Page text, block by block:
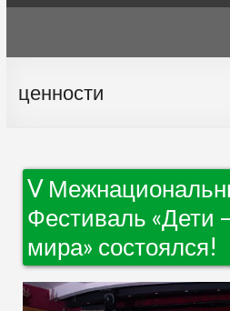
ценности
V
Фестиваль «Дети
мира» состоялся!